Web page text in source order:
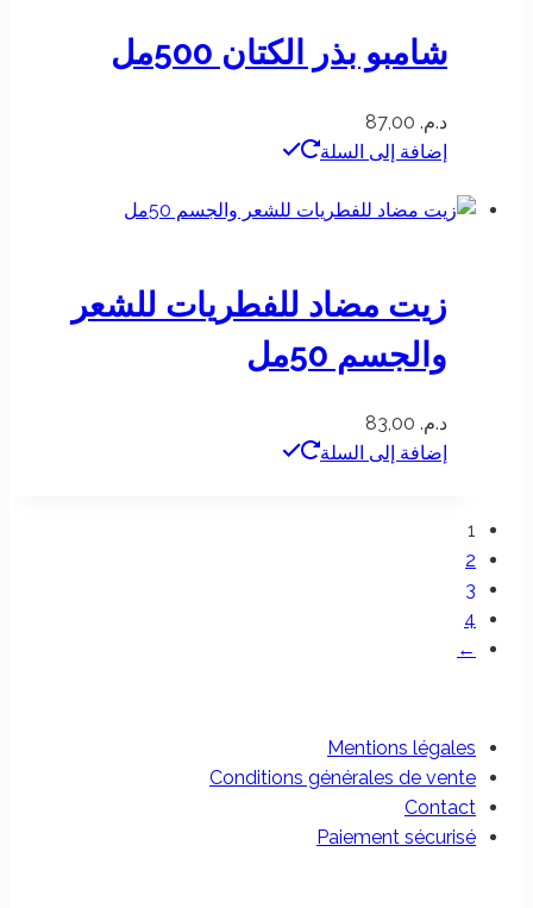
شامبو بذر الكتان 500مل
د.م.
إضافة إلى السلة
زيت مضاد للفطريات للشعر
والجسم 50مل
د.م.
إضافة إلى السلة
1
2
3
4
←
Mentions légales
Conditions générales de vente
Contact
Paiement sécurisé